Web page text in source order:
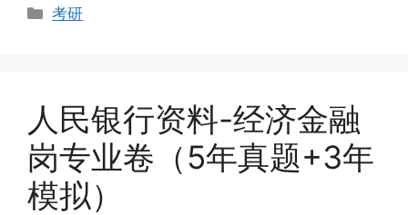
分
考研
人民银行资料-经济金融
岗专业卷（5年真题+3年
模拟）